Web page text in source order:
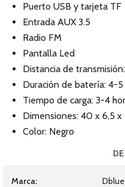
Puerto USB y tarjeta TF
Entrada AUX 3.5
Radio FM
Pantalla Led
Distancia de
Duración de batería: 4-5
Tiempo de carga: 3-4
Dimensiones: 40 x 6,5 x
Color: Negro
Marca: Dblue